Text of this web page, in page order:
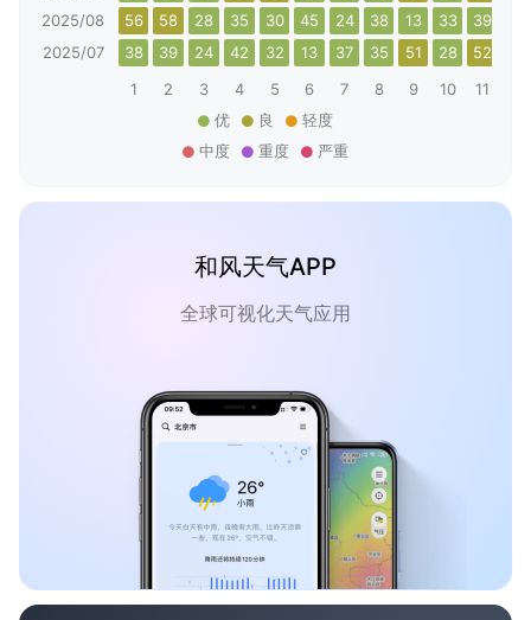
2025/08
56 58 28 35 30 45 24 38 13 33 39
2025/07
38 39 24 42 32 13 37 35 51 28 52
1
2 3 4 5 6 7 8 9 10 11
优
良
轻度
中度
重度 严重
和风天气APP
全球可视化天气应用